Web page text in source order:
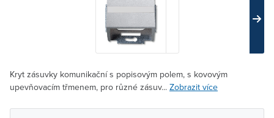
Kryt zásuvky komunikační s popisovým polem, s kovovým
upevňovacím třmenem, pro různé zásuv... Zobrazit více